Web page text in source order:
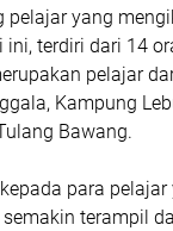
pelajar yang
terdiri dari 14
pelajar
Kampung
Bawang.
para
terampil